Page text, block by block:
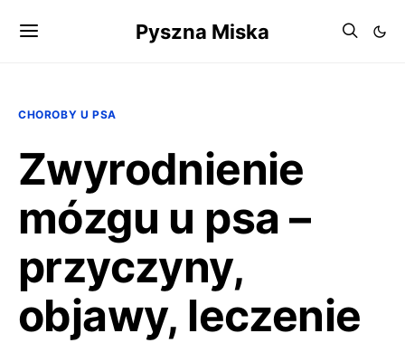
Pyszna Miska
CHOROBY U PSA
Zwyrodnienie
mózgu u psa –
przyczyny,
objawy, leczenie